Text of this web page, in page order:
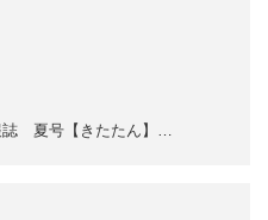
夏号【きたたん】…